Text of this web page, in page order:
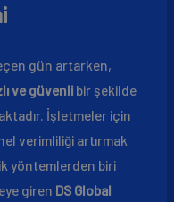
gün artarken,
ve güvenlibir şekilde
İşletmeler için
verimliliği artırmak
yöntemlerden biri
giren DS Global